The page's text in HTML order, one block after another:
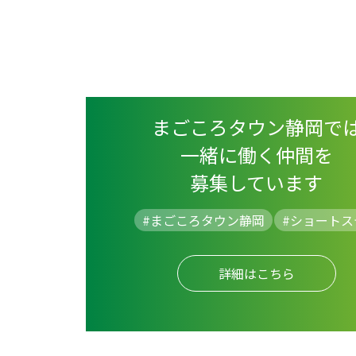
まごころタウン静岡で
一緒に働く仲間を
募集しています
#まごころタウン静岡 #ショート
詳細はこちら